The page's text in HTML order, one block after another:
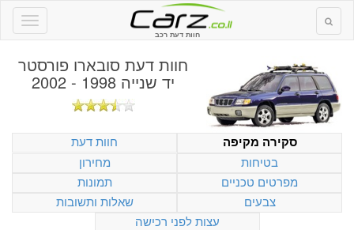
חוות דעת רכב
חוות דעת סובארו פורסטר
יד שנייה 1998 - 2002
סקירה מקיפה
חוות דעת
בטיחות
מחירון
מפרטים טכניים
תמונות
צבעים
שאלות ותשובות
עצות לפני רכישה